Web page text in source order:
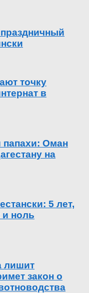
точку
в
папахи: Оман
на
5 лет,
и ноль
лишит
закон о